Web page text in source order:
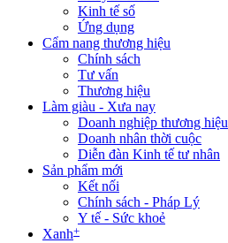
Kinh tế số
Ứng dụng
Cẩm nang thương hiệu
Chính sách
Tư vấn
Thương hiệu
Làm giàu - Xưa nay
Doanh nghiệp thương hiệu
Doanh nhân thời cuộc
Diễn đàn Kinh tế tư nhân
Sản phẩm mới
Kết nối
Chính sách - Pháp Lý
Y tế - Sức khoẻ
Xanh+